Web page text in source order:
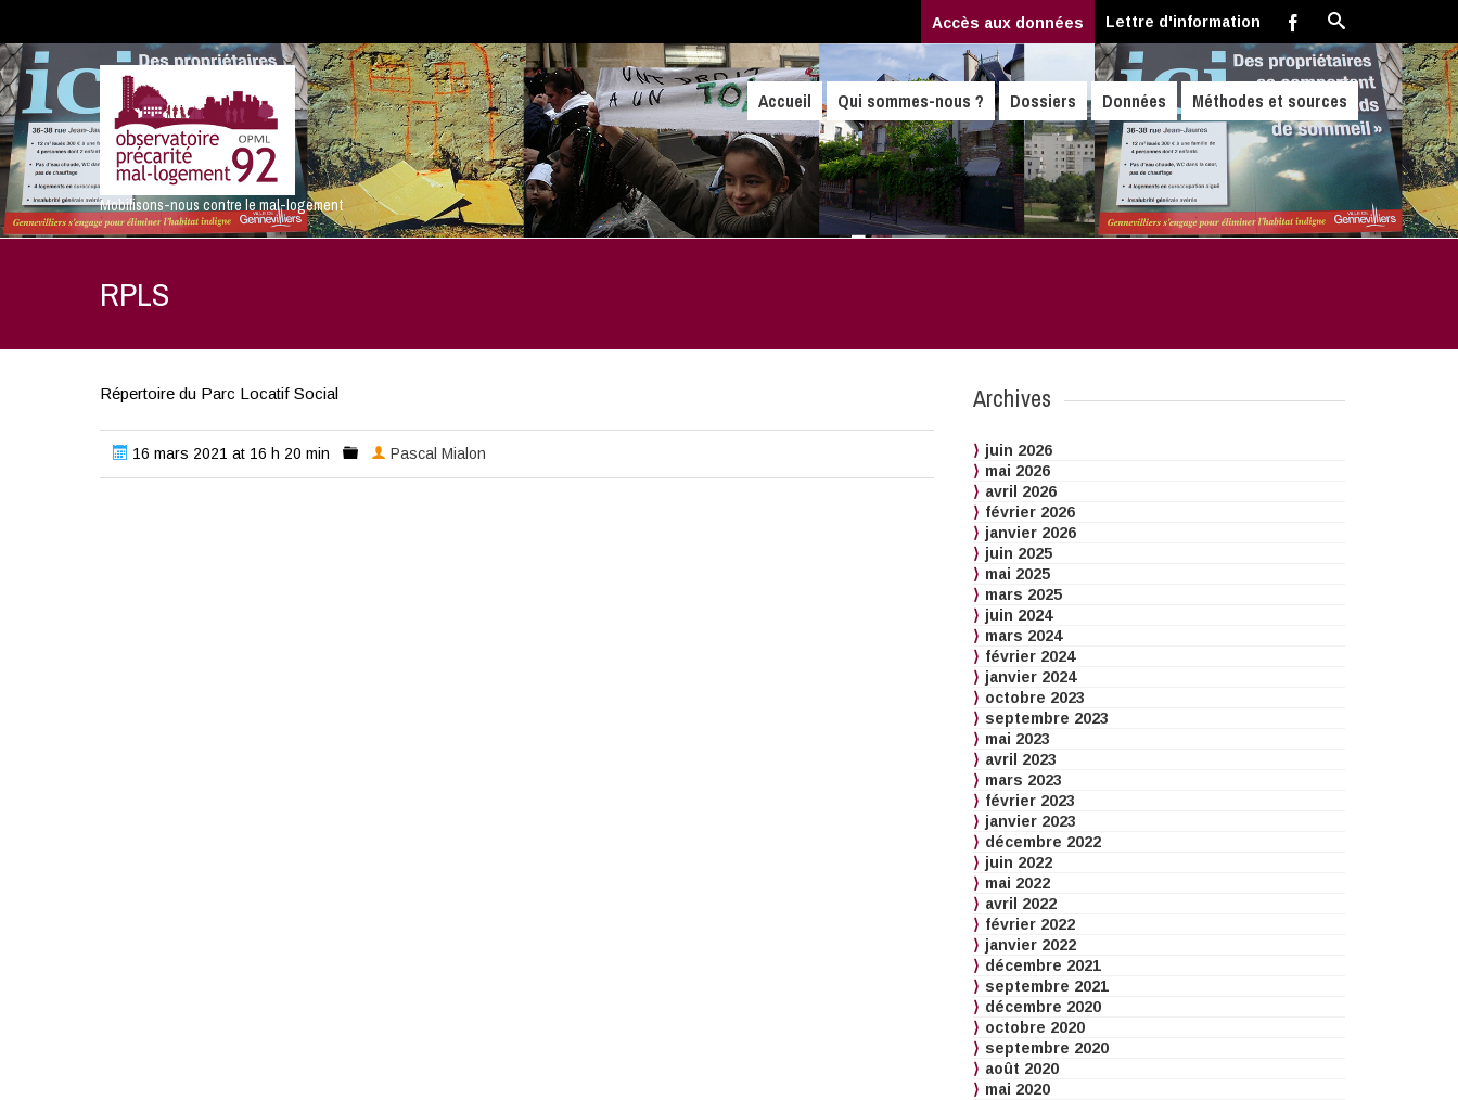
Accès aux données Lettre d'information
Mobilisons-nous contre le mal-logement
Accueil Qui sommes-nous ? Dossiers Données Méthodes et sources
RPLS
Répertoire du Parc Locatif Social
16 mars 2021 at 16 h 20 min Pascal Mialon
Archives
juin 2026
mai 2026
avril 2026
février 2026
janvier 2026
juin 2025
mai 2025
mars 2025
juin 2024
mars 2024
février 2024
janvier 2024
octobre 2023
septembre 2023
mai 2023
avril 2023
mars 2023
février 2023
janvier 2023
décembre 2022
juin 2022
mai 2022
avril 2022
février 2022
janvier 2022
décembre 2021
septembre 2021
décembre 2020
octobre 2020
septembre 2020
août 2020
mai 2020